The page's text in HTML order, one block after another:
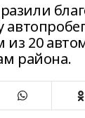
из 20
района.